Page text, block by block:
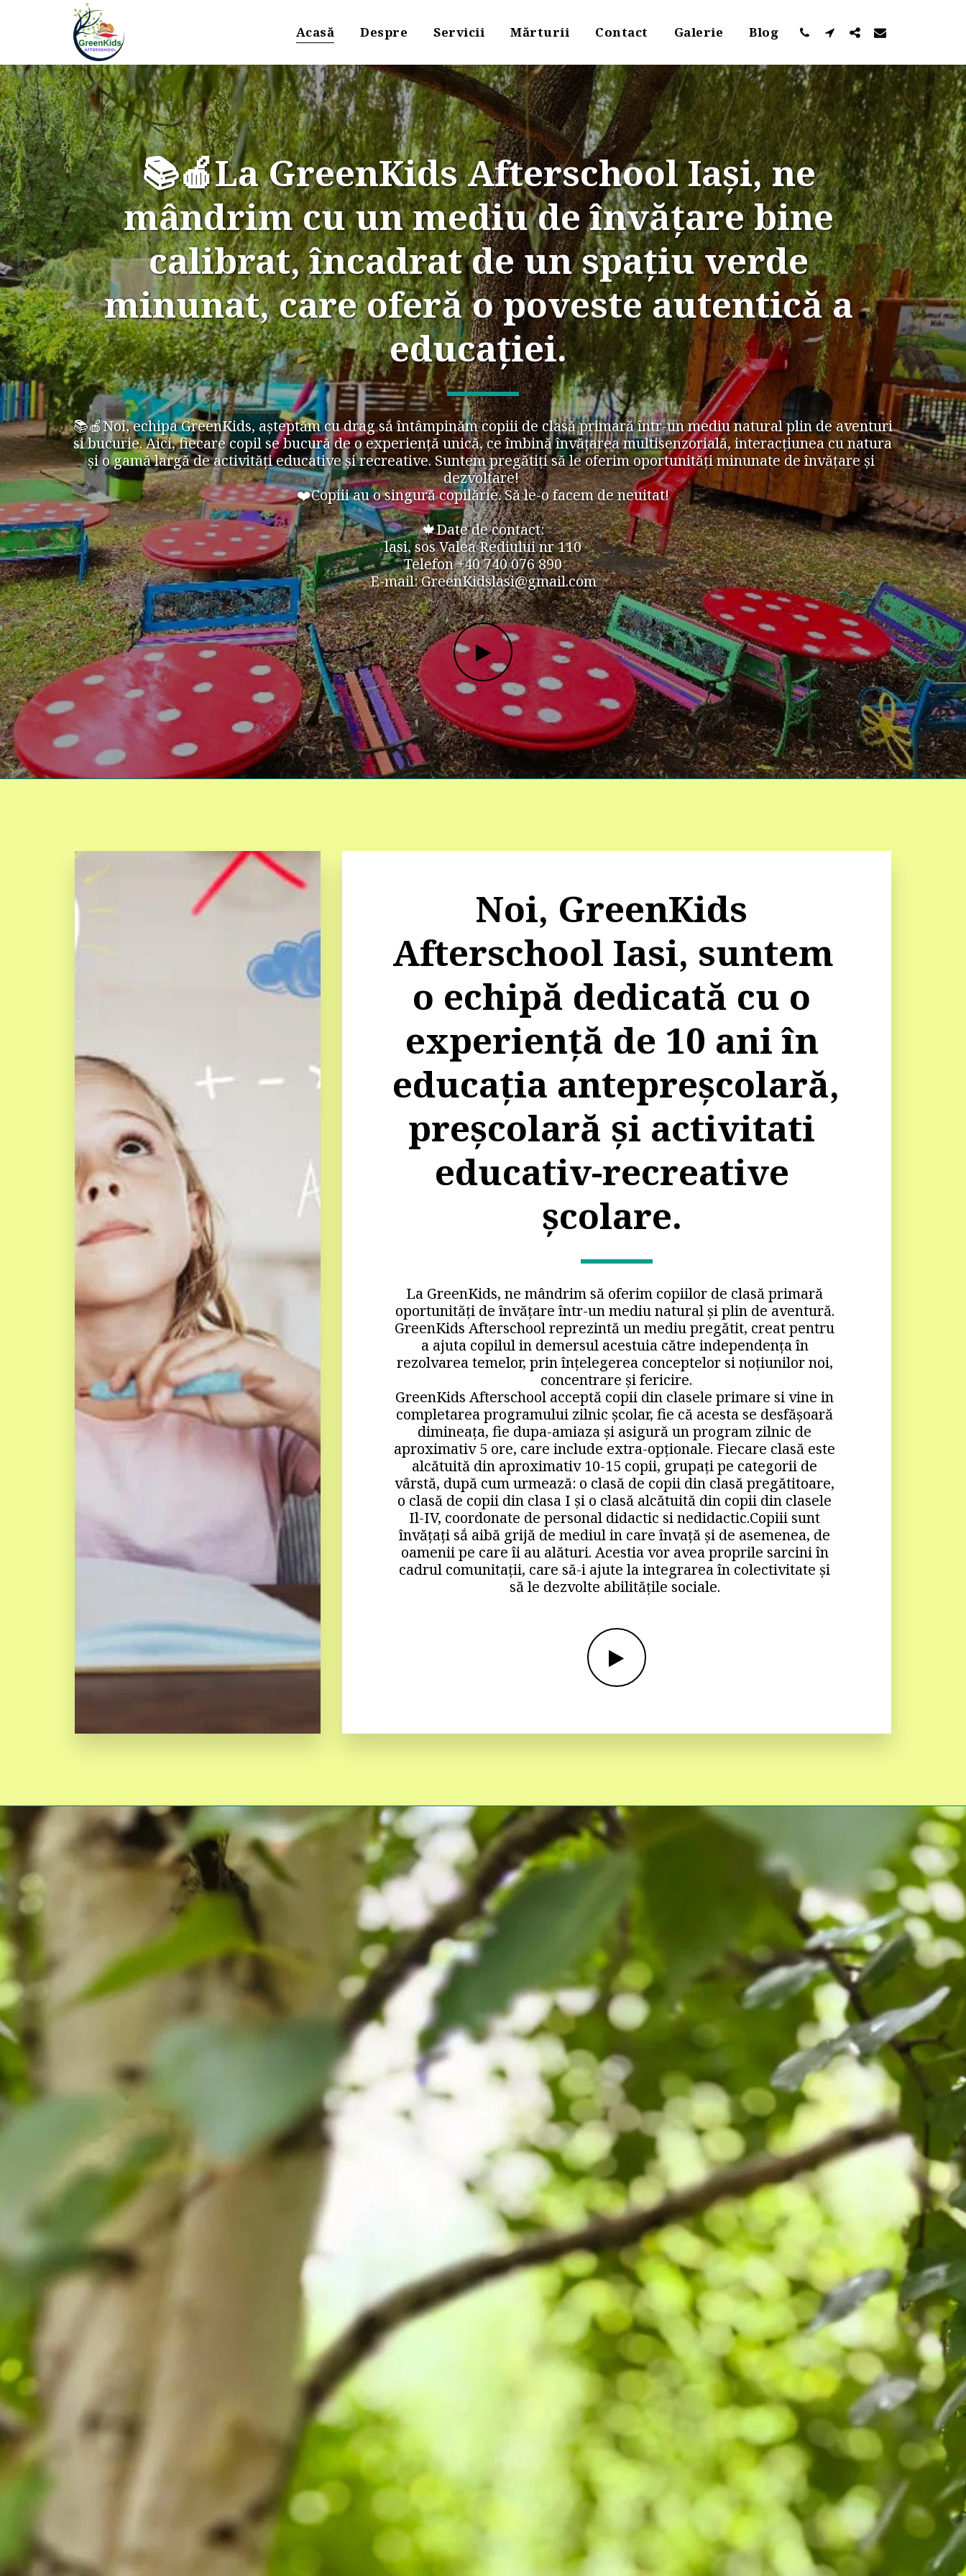
Acasă Despre Servicii Mărturii Contact Galerie Blog
📚🍎La GreenKids Afterschool Iași, ne
mândrim cu un mediu de învățare bine
calibrat, încadrat de un spațiu verde
minunat, care oferă o poveste autentică a
educației.
📚🍎Noi, echipa GreenKids, așteptăm cu drag sắ întâmpinăm copiii de clasă primară într-un mediu natural plin de aventuri
si bucurie. Aici, fiecare copil se bucură de o experiență unică, ce îmbină învățarea multisenzorială, interacțiunea cu natura
și o gamă largă de activități educative și recreative. Suntem pregătiţi să le oferim oportunităţi minunate de învăţare și
dezvoltare!
❤️Copiii au o singură copilărie. Să le-o facem de neuitat!
🍁Date de contact:
lasi, sos Valea Rediului nr 110
Telefon +40 740 076 890
E-mail: GreenKidslasi@gmail.com
Noi, GreenKids
Afterschool Iasi, suntem
o echipă dedicată cu o
experiență de 10 ani în
educația antepreșcolară,
preșcolară și activitati
educativ-recreative
şcolare.
La GreenKids, ne mândrim să oferim copiilor de clasă primară
oportunități de învățare într-un mediu natural și plin de aventură.
GreenKids Afterschool reprezintă un mediu pregătit, creat pentru
a ajuta copilul in demersul acestuia către independenţa în
rezolvarea temelor, prin înţelegerea conceptelor si noţiunilor noi,
concentrare și fericire.
GreenKids Afterschool acceptă copii din clasele primare si vine in
completarea programului zilnic școlar, fie că acesta se desfășoară
dimineaţa, fie dupa-amiaza și asigură un program zilnic de
aproximativ 5 ore, care include extra-opţionale. Fiecare clasă este
alcătuită din aproximativ 10-15 copii, grupaţi pe categorii de
vârstă, după cum urmează: o clasă de copii din clasă pregătitoare,
o clasă de copii din clasa I şi o clasă alcătuită din copii din clasele
Il-IV, coordonate de personal didactic si nedidactic.Copiii sunt
învăţaţi sắ aibă grijă de mediul in care învaţă și de asemenea, de
oamenii pe care îi au alături. Acestia vor avea proprile sarcini în
cadrul comunitaţii, care să-i ajute la integrarea în colectivitate și
să le dezvolte abilităţile sociale.